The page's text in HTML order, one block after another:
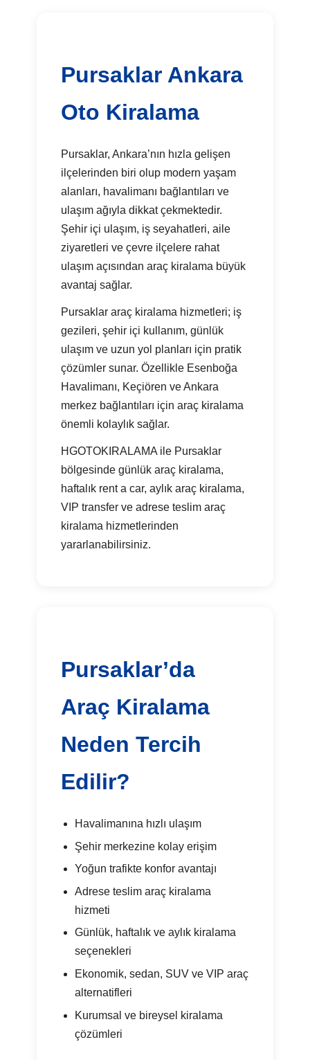
Pursaklar Ankara
Oto Kiralama
Pursaklar, Ankara’nın hızla gelişen
ilçelerinden biri olup modern yaşam
alanları, havalimanı bağlantıları ve
ulaşım ağıyla dikkat çekmektedir.
Şehir içi ulaşım, iş seyahatleri, aile
ziyaretleri ve çevre ilçelere rahat
ulaşım açısından araç kiralama büyük
avantaj sağlar.
Pursaklar araç kiralama hizmetleri; iş
gezileri, şehir içi kullanım, günlük
ulaşım ve uzun yol planları için pratik
çözümler sunar. Özellikle Esenboğa
Havalimanı, Keçiören ve Ankara
merkez bağlantıları için araç kiralama
önemli kolaylık sağlar.
HGOTOKIRALAMA ile Pursaklar
bölgesinde günlük araç kiralama,
haftalık rent a car, aylık araç kiralama,
VIP transfer ve adrese teslim araç
kiralama hizmetlerinden
yararlanabilirsiniz.
Pursaklar’da
Araç Kiralama
Neden Tercih
Edilir?
Havalimanına hızlı ulaşım
Şehir merkezine kolay erişim
Yoğun trafikte konfor avantajı
Adrese teslim araç kiralama
hizmeti
Günlük, haftalık ve aylık kiralama
seçenekleri
Ekonomik, sedan, SUV ve VIP araç
alternatifleri
Kurumsal ve bireysel kiralama
çözümleri